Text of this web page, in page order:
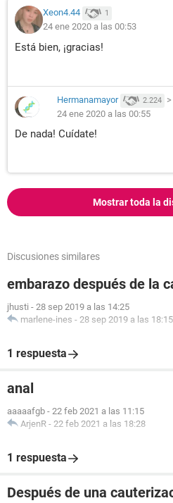
Xeon4.44 1
24 ene 2020 a las 00:53
Está bien, ¡gracias!
Hermanamayor 2.224 >
24 ene 2020 a las 00:55
De nada! Cuídate!
Mostrar toda la
Discusiones similares
embarazo después de la
jhusti - 28 sep 2019 a las 14:25
marlene-ines - 28 sep 2019 a las 18:15
1 respuesta
anal
aaaaafgb - 22 feb 2021 a las 11:15
ArjenR - 22 feb 2021 a las 18:28
1 respuesta
Después de una